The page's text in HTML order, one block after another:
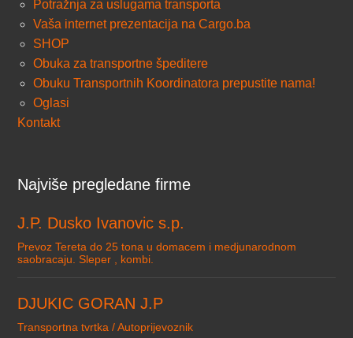
Potražnja za uslugama transporta
Vaša internet prezentacija na Cargo.ba
SHOP
Obuka za transportne špeditere
Obuku Transportnih Koordinatora prepustite nama!
Oglasi
Kontakt
Najviše pregledane firme
J.P. Dusko Ivanovic s.p.
Prevoz Tereta do 25 tona u domacem i medjunarodnom
saobracaju. Sleper , kombi.
DJUKIC GORAN J.P
Transportna tvrtka / Autoprijevoznik